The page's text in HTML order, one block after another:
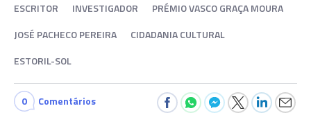
ESCRITOR INVESTIGADOR
PRÉMIO VASCO GRAÇA MOURA
JOSÉ PACHECO PEREIRA
CIDADANIA CULTURAL
ESTORIL-SOL
0 Comentários